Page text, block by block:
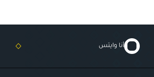
أنا وايتس